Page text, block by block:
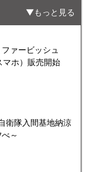
もっと見る
ァービッシュ
マホ）販売開始
衛隊入間基地納涼
～